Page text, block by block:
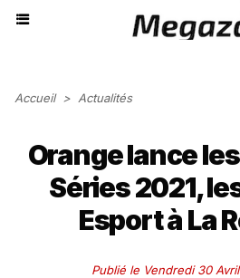
Accueil > Actualités
Orange lance
Séries 2021,
Esport à La
Publié le Vendredi 30